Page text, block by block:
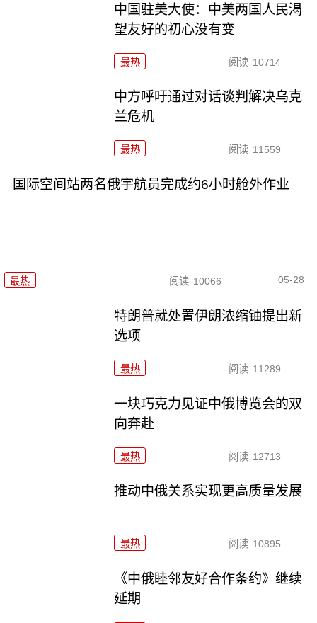
中国驻美大使：中美两国人民渴
望友好的初心没有变
最热 阅读 10714
中方呼吁通过对话谈判解决乌克
兰危机
最热 阅读 11559
国际空间站两名俄宇航员完成约6小时舱外作业
最热 阅读 10066 05-28
特朗普就处置伊朗浓缩铀提出新
选项
最热 阅读 11289
一块巧克力见证中俄博览会的双
向奔赴
最热 阅读 12713
推动中俄关系实现更高质量发展
最热 阅读 10895
《中俄睦邻友好合作条约》继续
延期